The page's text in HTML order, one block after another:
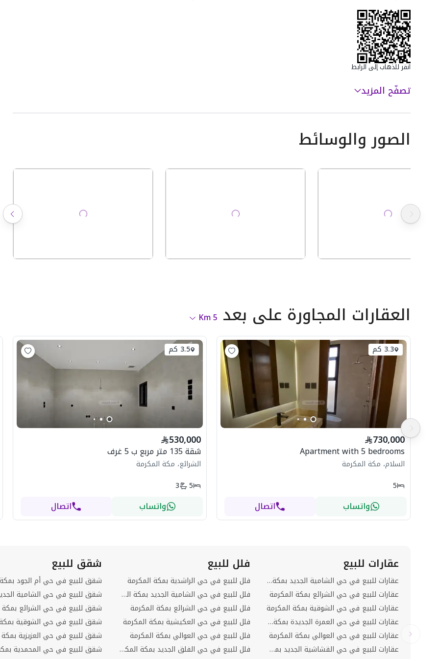
انقر للذهاب إلى الرابط
تصفّح المزيد
الصور والوسائط
العقارات المجاورة على بعد 5
Km
3.3 كم
730,000
Apartment with 5 bedrooms
السلام، مكة المكرمة
5
واتساب اتصال
3.5 كم
530,000
شقة 135 متر مربع ب 5 غرف
الشرائع، مكة المكرمة
5
3
واتساب اتصال
عقارات للبيع
عقارات للبيع في حي الشامية الجديد بمكة المكرمة
عقارات للبيع في حي الشرائع بمكة المكرمة
عقارات للبيع في حي الشوقية بمكة المكرمة
عقارات للبيع في حي العمرة الجديدة بمكة المكرمة
عقارات للبيع في حي العوالي بمكة المكرمة
عقارات للبيع في حي القشاشية الجديد بمكة المكرمة
فلل للبيع
فلل للبيع في حي الراشدية بمكة المكرمة
فلل للبيع في حي الشامية الجديد بمكة المكرمة
فلل للبيع في حي الشرائع بمكة المكرمة
فلل للبيع في حي العكيشية بمكة المكرمة
فلل للبيع في حي العوالي بمكة المكرمة
فلل للبيع في حي الفلق الجديد بمكة المكرمة
شقق للبيع
شقق للبيع في حي أم الجود
شقق للبيع في حي الشرائع بمكة
شقق للبيع في حي الشوقية
شقق للبيع في حي العزيزية بمكة
شقق للبيع في حي المحمدية